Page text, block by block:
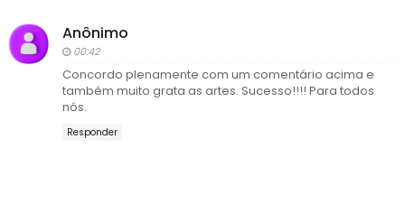
Anônimo
00:42
Concordo plenamente com um comentário acima e
também muito grata as artes. Sucesso!!!! Para todos
nós.
Responder